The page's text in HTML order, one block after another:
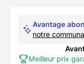
Avantage
notre
Meilleur prix